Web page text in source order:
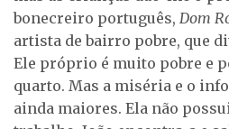
bonecreiro português, Dom
artista de bairro pobre, que
Ele próprio é muito pobre e
quarto. Mas a miséria e o
ainda maiores. Ela não